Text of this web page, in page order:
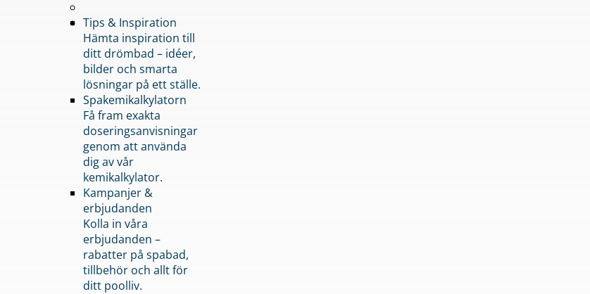
Tips & Inspiration
Hämta inspiration till
ditt drömbad – idéer,
bilder och smarta
lösningar på ett ställe.
Spakemikalkylatorn
Få fram exakta
doseringsanvisningar
genom att använda
dig av vår
kemikalkylator.
Kampanjer &
erbjudanden
Kolla in våra
erbjudanden –
rabatter på spabad,
tillbehör och allt för
ditt poolliv.